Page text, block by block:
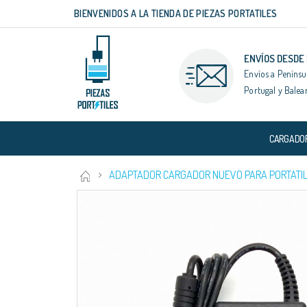
contenido
BIENVENIDOS A LA TIENDA DE PIEZAS PORTATILES
ENVÍOS
Envíos a
Portugal y
ADAPTADOR CARGADOR NUEVO PARA